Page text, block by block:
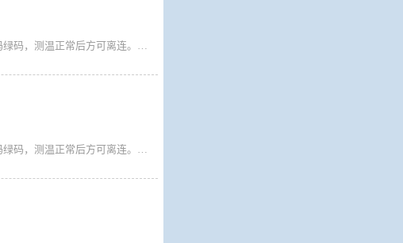
广大旅客： 1.即日起所有乘船离连人员需持国务院行程卡、辽事通健康码绿码，测温正常后方可离连。请离连人员密切关注目的地疫情防控政策，按照目的地属地疫情防控要求，提前准备核酸检测阴性证明等相关手续备查。 2.来自重点管控地区、重点关注地区、行程码有*号的旅客仍需持有48小时核酸方可乘船离连，因未履行目的地属地防疫政策要求的旅客，一切后果自行承担。
广大旅客： 1.即日起所有乘船离连人员需持国务院行程卡、辽事通健康码绿码，测温正常后方可离连。请离连人员密切关注目的地疫情防控政策，按照目的地属地疫情防控要求，提前准备核酸检测阴性证明等相关手续备查。 2.来自重点管控地区、重点关注地区、行程码有*号的旅客仍需持有48小时核酸方可乘船离连，因未履行目的地属地防疫政策要求的旅客，一切后果自行承担。